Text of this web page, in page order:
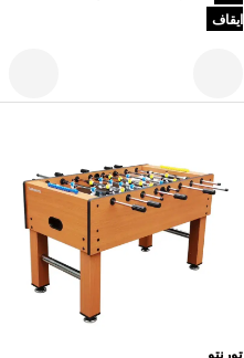
ايقاف
تورنتو